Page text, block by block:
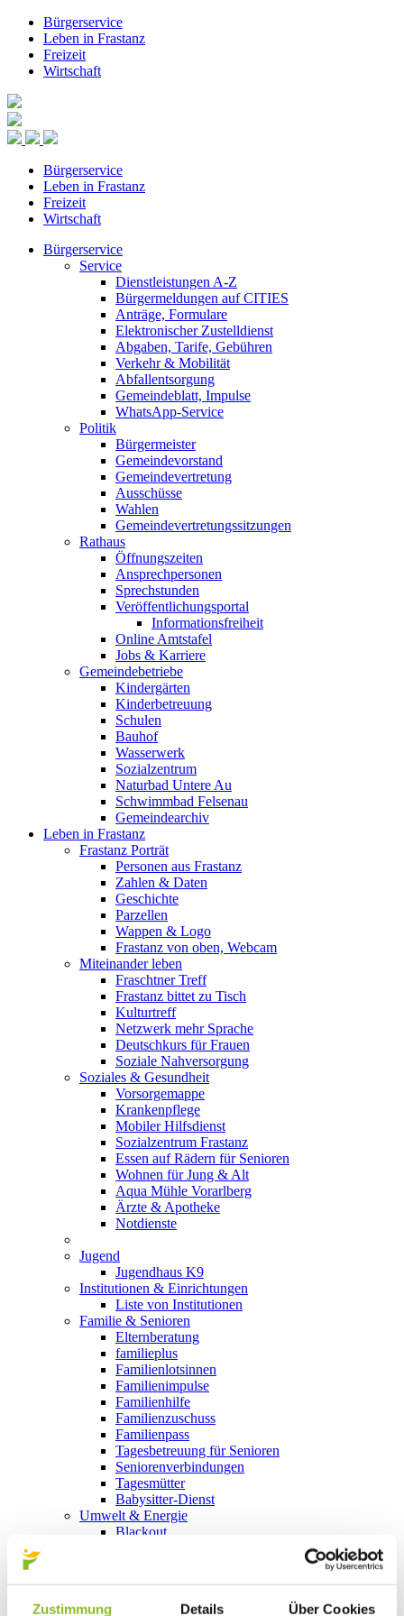
Zustimmung Details Über Cookies
Bürgerservice
Leben in Frastanz
Freizeit
Wirtschaft
Bürgerservice
Leben in Frastanz
Freizeit
Wirtschaft
Bürgerservice
Service
Dienstleistungen A-Z
Bürgermeldungen auf CITIES
Anträge, Formulare
Elektronischer Zustelldienst
Abgaben, Tarife, Gebühren
Verkehr & Mobilität
Abfallentsorgung
Gemeindeblatt, Impulse
WhatsApp-Service
Politik
Bürgermeister
Gemeindevorstand
Gemeindevertretung
Ausschüsse
Wahlen
Gemeindevertretungssitzungen
Rathaus
Öffnungszeiten
Ansprechpersonen
Sprechstunden
Veröffentlichungsportal
Informationsfreiheit
Online Amtstafel
Jobs & Karriere
Gemeindebetriebe
Kindergärten
Kinderbetreuung
Schulen
Bauhof
Wasserwerk
Sozialzentrum
Naturbad Untere Au
Schwimmbad Felsenau
Gemeindearchiv
Leben in Frastanz
Frastanz Porträt
Personen aus Frastanz
Zahlen & Daten
Geschichte
Parzellen
Wappen & Logo
Frastanz von oben, Webcam
Miteinander leben
Fraschtner Treff
Frastanz bittet zu Tisch
Kulturtreff
Netzwerk mehr Sprache
Deutschkurs für Frauen
Soziale Nahversorgung
Soziales & Gesundheit
Vorsorgemappe
Krankenpflege
Mobiler Hilfsdienst
Sozialzentrum Frastanz
Essen auf Rädern für Senioren
Wohnen für Jung & Alt
Aqua Mühle Vorarlberg
Ärzte & Apotheke
Notdienste
Jugend
Jugendhaus K9
Institutionen & Einrichtungen
Liste von Institutionen
Familie & Senioren
Elternberatung
familieplus
Familienlotsinnen
Familienimpulse
Familienhilfe
Familienzuschuss
Familienpass
Tagesbetreuung für Senioren
Seniorenverbindungen
Tagesmütter
Babysitter-Dienst
Umwelt & Energie
Blackout
Klimabündnis